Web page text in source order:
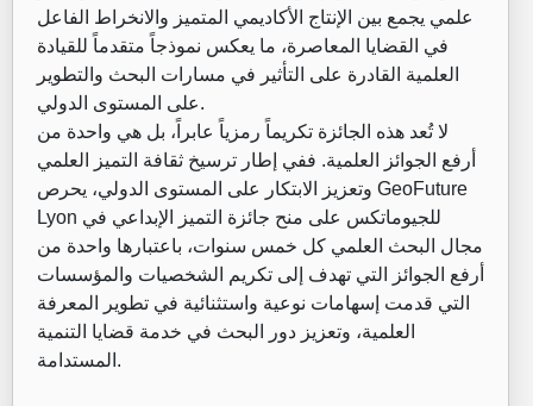
علمي يجمع بين الإنتاج الأكاديمي المتميز والانخراط الفاعل
في القضايا المعاصرة، ما يعكس نموذجاً متقدماً للقيادة
العلمية القادرة على التأثير في مسارات البحث والتطوير
على المستوى الدولي.
لا تُعد هذه الجائزة تكريماً رمزياً عابراً، بل هي واحدة من
أرفع الجوائز العلمية. ففي إطار ترسيخ ثقافة التميز العلمي
وتعزيز الابتكار على المستوى الدولي، يحرص GeoFuture
Lyon للجيوماتكس على منح جائزة التميز الإبداعي في
مجال البحث العلمي كل خمس سنوات، باعتبارها واحدة من
أرفع الجوائز التي تهدف إلى تكريم الشخصيات والمؤسسات
التي قدمت إسهامات نوعية واستثنائية في تطوير المعرفة
العلمية، وتعزيز دور البحث في خدمة قضايا التنمية
المستدامة.